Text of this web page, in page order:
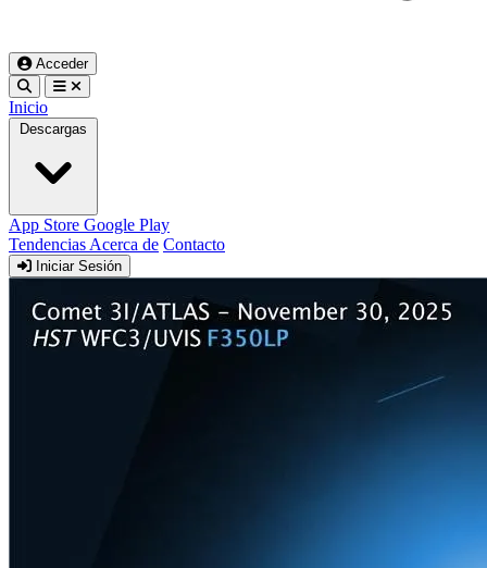
Acceder
Inicio
Descargas
App Store Google Play
Tendencias Acerca de Contacto
Iniciar Sesión